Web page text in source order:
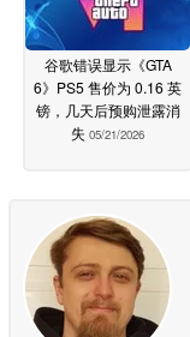
谷歌错误显示《GTA
6》PS5 售价为 0.16 英
镑，几天后预购泄露消
失 05/21/2026